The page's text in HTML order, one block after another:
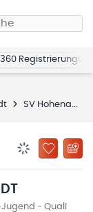
Registrierung
SV Hohenacker-Neustadt
ZU
- Quali